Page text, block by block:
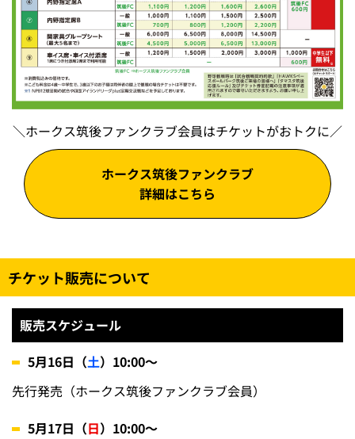
＼ホークス筑後ファンクラブ会員はチケットがおトクに／
ホークス筑後ファンクラブ
詳細はこちら
チケット販売について
販売スケジュール
5月16日（土）10:00～
先行発売（ホークス筑後ファンクラブ会員）
5月17日（日）10:00～